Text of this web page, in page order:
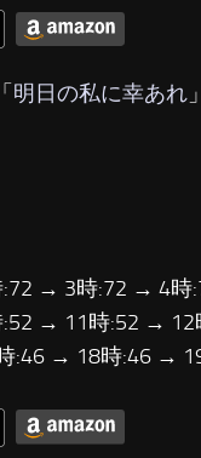
明日の私に幸あれ 」
→ 3時:72 → 4
→ 11時:52 →
:46 → 18時:46 →